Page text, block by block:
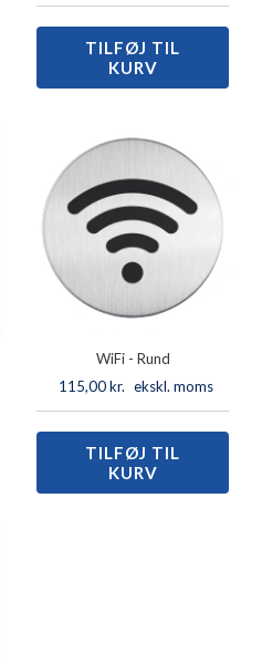
WC
-
Rund
TILFØJ TIL
KURV
WiFi - Rund
115,00kr. ekskl. moms
WiFi
-
Rund
TILFØJ TIL
KURV